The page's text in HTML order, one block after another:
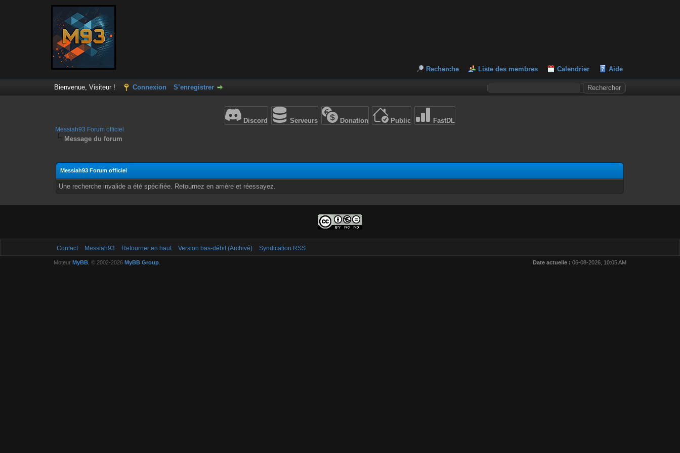
Recherche Liste des membres Calendrier Aide
Bienvenue, Visiteur ! Connexion S’enregistrer
Discord Serveurs Donation Public FastDL
Messiah93 Forum officiel
Message du forum
Messiah93 Forum officiel
Une recherche invalide a été spécifiée. Retournez en arrière et réessayez.
Contact Messiah93 Retourner en haut Version bas-débit (Archivé) Syndication RSS
Date actuelle : 06-08-2026, 10:05 AM
Moteur MyBB, © 2002-2026 MyBB Group.